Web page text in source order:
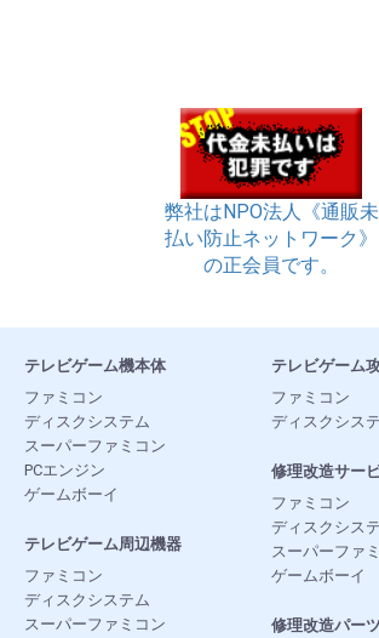
弊社はNPO法人《通販未
払い防止ネットワーク》
の正会員です。
テレビゲーム機本体
ファミコン
ディスクシステム
スーパーファミコン
PCエンジン
ゲームボーイ
テレビゲーム周辺機器
ファミコン
ディスクシステム
スーパーファミコン
テレビゲーム
ファミコン
ディスクシス
修理改造サー
ファミコン
ディスクシス
スーパーファ
ゲームボーイ
修理改造パーツ